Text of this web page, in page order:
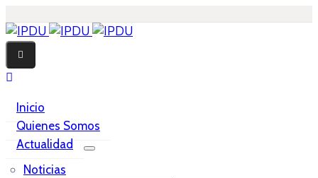
Inicio
Quienes Somos
Actualidad
Noticias